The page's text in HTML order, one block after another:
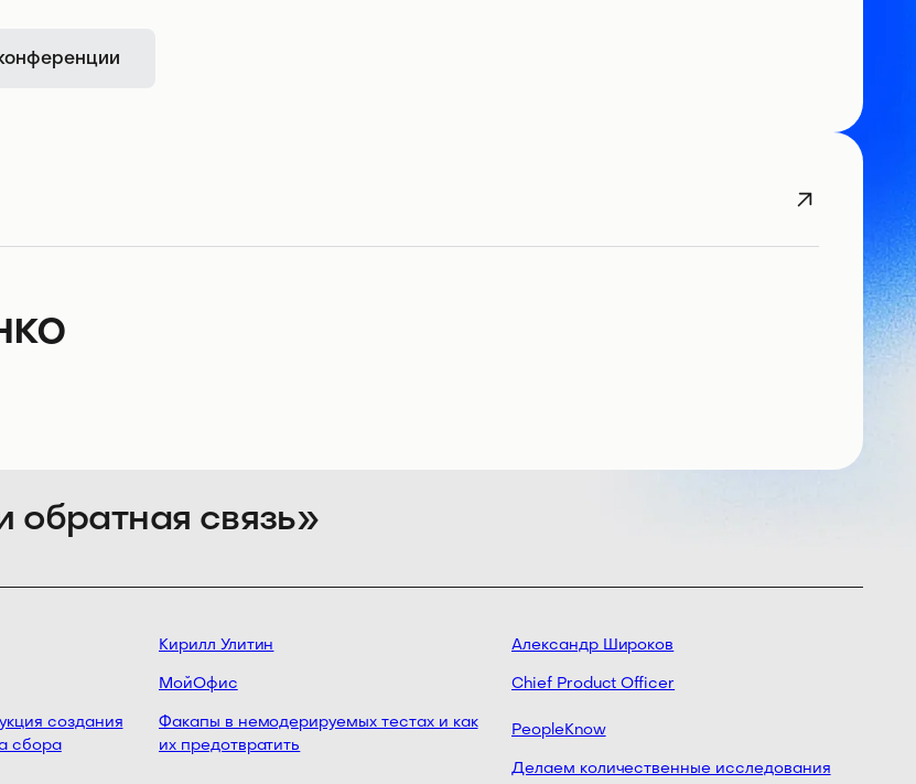
обратная связь»
создания
сбора
Кирилл Улитин
МойОфис
Факапы в немодерируемых тестах и как
их предотвратить
Александр Широков
Chief Product Officer
PeopleKnow
Делаем количественные исследования